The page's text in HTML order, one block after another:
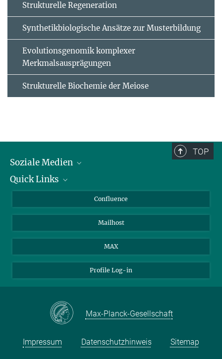
Strukturelle Regeneration
Synthetikbiologische Ansätze zur Musterbildung
Evolutionsgenomik komplexer
Merkmalsausprägungen
Strukturelle Biochemie der Meiose
TOP
Soziale Medien
LinkedIn
YouTube
Quick Links
Über Tiere in der Forschung
Ihr Weg zu uns
Confluence
Mailhost
MAX
Profile Log-in
Max-Planck-Gesellschaft
Impressum Datenschutzhinweis Sitemap